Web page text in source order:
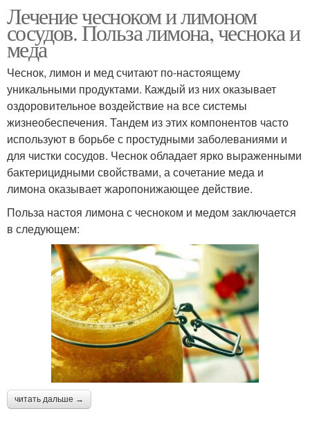
Лечение чесноком и лимоном
сосудов. Польза лимона, чеснока и
меда
Чеснок, лимон и мед считают по-настоящему
уникальными продуктами. Каждый из них оказывает
оздоровительное воздействие на все системы
жизнеобеспечения. Тандем из этих компонентов часто
используют в борьбе с простудными заболеваниями и
для чистки сосудов. Чеснок обладает ярко выраженными
бактерицидными свойствами, а сочетание меда и
лимона оказывает жаропонижающее действие.
Польза настоя лимона с чесноком и медом заключается
в следующем:
читать дальше →